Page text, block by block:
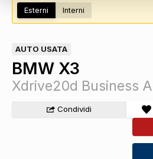
Esterni Interni
AUTO USATA
BMW X3
Condividi